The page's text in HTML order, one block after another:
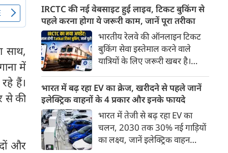
साथ,
में
हैं।
से की
और
भू-राजनीति से लेकर कृत्रिम
बुद्धिमत्ता, जलवायु परिवर्तन से लेकर
क्रिकेट तक हर विषय पर बहस कर
सकते हैं, तो उस जीव पर भी एक
गंभीर चर्चा बनती है जिसने किसी भी
सभ्यता से पहले इंसान का साथ चुना
था। दुर्भाग्य यह है कि आज कुत्तों के
बारे में हमारी राय पशु-चिकित्सकों,
व्यवहार वैज्ञानिकों या विशेषज्ञों से
कम... और व्हाट्सऐप यूनिवर्सिटी से
ज़्यादा बनती है।
IRCTC की नई वेबसाइट हुई लाइव, टिकट बुकिंग से
पहले करना होगा ये जरूरी काम, जानें पूरा तरीका
भारतीय रेलवे की ऑनलाइन टिकट
बुकिंग सेवा इस्तेमाल करने वाले
यात्रियों के लिए जरूरी खबर है।
वेबसाइट का बीटा वर्जन लॉन्च कर
दिया है। करीब 24 साल पुराने
इंटरफेस के बाद वेबसाइट को नए
डिजाइन और कई नए फीचर्स के साथ
अपडेट किया गया है।
भारत में बढ़ रहा EV का क्रेज, खरीदने से पहले जानें
इलेक्ट्रिक वाहनों के 4 प्रकार और इनके फायदे
भारत में तेजी से बढ़ रहा EV का
चलन, 2030 तक 30% नई गाड़ियों
का लक्ष्य, जानें इलेक्ट्रिक वाहन